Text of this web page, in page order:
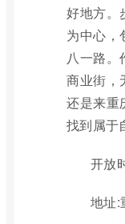
好地方。
为中心，
八一路
商业街，
还是来重
找到属于
开放
地址: